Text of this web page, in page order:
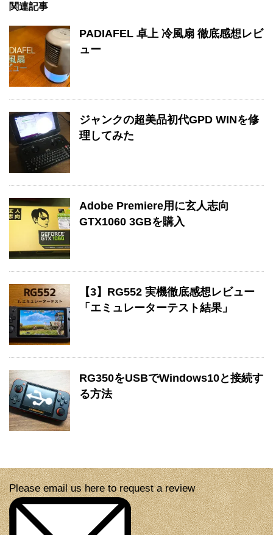
関連記事
PADIAFEL 卓上 冷風扇 徹底感想レビ
ュー
ジャンクの超美品初代GPD WINを修
理してみた
Adobe Premiere用に玄人志向
GTX1060 3GBを購入
【3】RG552 実機徹底感想レビュー
「エミュレーターテスト結果」
RG350をUSBでWindows10と接続す
る方法
Please email us here to request a review